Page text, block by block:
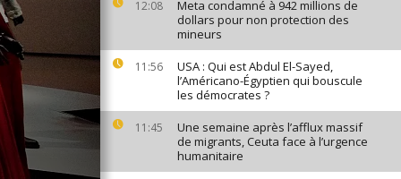
12:08
Meta condamné à 942 millions de
dollars pour non protection des
mineurs
11:56
USA : Qui est Abdul El-Sayed,
l’Américano-Égyptien qui bouscule
les démocrates ?
11:45
Une semaine après l’afflux massif
de migrants, Ceuta face à l’urgence
humanitaire